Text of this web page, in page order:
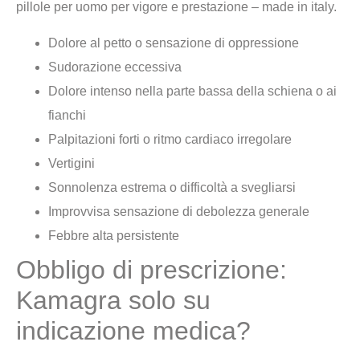
pillole per uomo per vigore e prestazione – made in italy.
Dolore al petto o sensazione di oppressione
Sudorazione eccessiva
Dolore intenso nella parte bassa della schiena o ai
fianchi
Palpitazioni forti o ritmo cardiaco irregolare
Vertigini
Sonnolenza estrema o difficoltà a svegliarsi
Improvvisa sensazione di debolezza generale
Febbre alta persistente
Obbligo di prescrizione:
Kamagra solo su
indicazione medica?